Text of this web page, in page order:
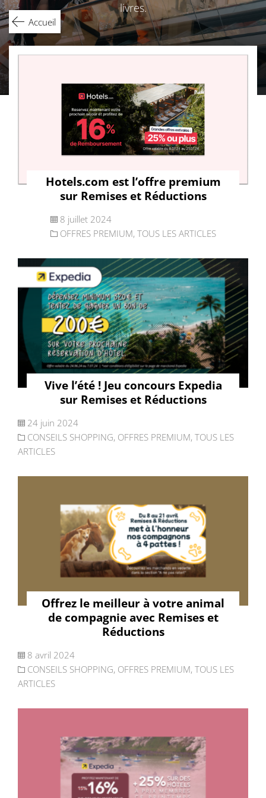
livres.
Accueil
Hotels.com est l’offre premium
sur Remises et Réductions
8 juillet 2024
OFFRES PREMIUM, TOUS LES ARTICLES
Vive l’été ! Jeu concours Expedia
sur Remises et Réductions
24 juin 2024
CONSEILS SHOPPING, OFFRES PREMIUM, TOUS LES
ARTICLES
Offrez le meilleur à votre animal
de compagnie avec Remises et
Réductions
8 avril 2024
CONSEILS SHOPPING, OFFRES PREMIUM, TOUS LES
ARTICLES